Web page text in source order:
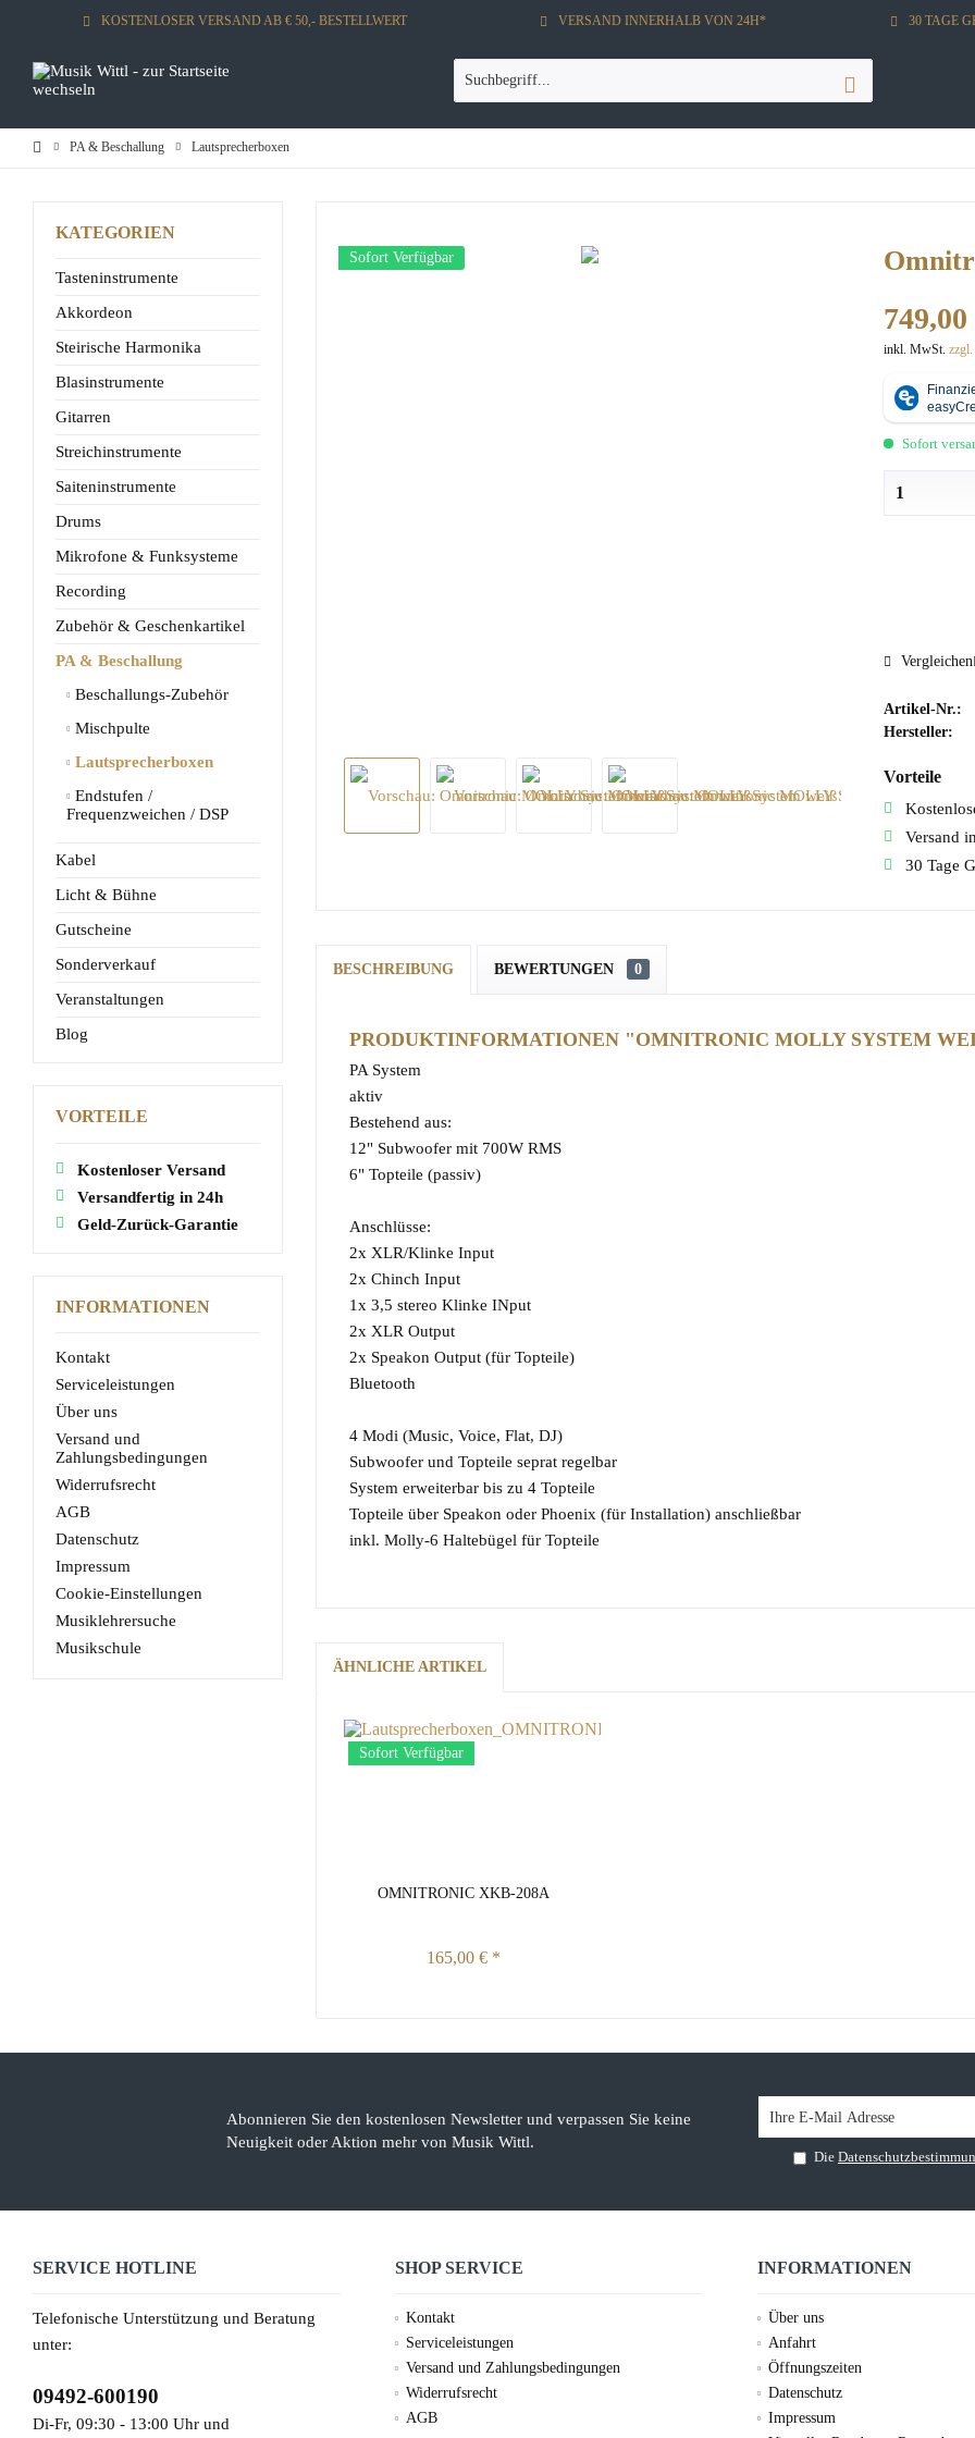
KOSTENLOSER VERSAND AB € 50,- BESTELLWERT VERSAND INNERHALB VON 24H* 30 TAGE
PA & Beschallung Lautsprecherboxen
KATEGORIEN
Tasteninstrumente
Akkordeon
Steirische Harmonika
Blasinstrumente
Gitarren
Streichinstrumente
Saiteninstrumente
Drums
Mikrofone & Funksysteme
Recording
Zubehör & Geschenkartikel
PA & Beschallung
Beschallungs-Zubehör
Mischpulte
Lautsprecherboxen
Endstufen /
Frequenzweichen / DSP
Kabel
Licht & Bühne
Gutscheine
Sonderverkauf
Veranstaltungen
Blog
VORTEILE
Kostenloser Versand
Versandfertig in 24h
Geld-Zurück-Garantie
INFORMATIONEN
Kontakt
Serviceleistungen
Über uns
Versand und
Zahlungsbedingungen
Widerrufsrecht
AGB
Datenschutz
Impressum
Cookie-Einstellungen
Musiklehrersuche
Musikschule
Sofort Verfügbar
inkl. MwSt. zzgl.
Sofort
Vergleichen
Artikel-Nr.:
Hersteller:
Vorteile
Versand
30 Tage
BESCHREIBUNG BEWERTUNGEN 0
PRODUKTINFORMATIONEN "OMNITRONIC MOLLY SYSTEM
PA System
aktiv
Bestehend aus:
12" Subwoofer mit 700W RMS
6" Topteile (passiv)
Anschlüsse:
2x XLR/Klinke Input
2x Chinch Input
1x 3,5 stereo Klinke INput
2x XLR Output
2x Speakon Output (für Topteile)
Bluetooth
4 Modi (Music, Voice, Flat, DJ)
Subwoofer und Topteile seprat regelbar
System erweiterbar bis zu 4 Topteile
Topteile über Speakon oder Phoenix (für Installation) anschließbar
inkl. Molly-6 Haltebügel für Topteile
ÄHNLICHE ARTIKEL
Sofort Verfügbar
OMNITRONIC XKB-208A
165,00 € *
Abonnieren Sie den kostenlosen Newsletter und verpassen Sie keine
Neuigkeit oder Aktion mehr von Musik Wittl.
Die
SERVICE HOTLINE
Telefonische Unterstützung und Beratung
unter:
09492-600190
Di-Fr, 09:30 - 13:00 Uhr und
SHOP SERVICE
Kontakt
Serviceleistungen
Versand und Zahlungsbedingungen
Widerrufsrecht
AGB
INFORMATIONEN
Über uns
Anfahrt
Öffnungszeiten
Datenschutz
Impressum